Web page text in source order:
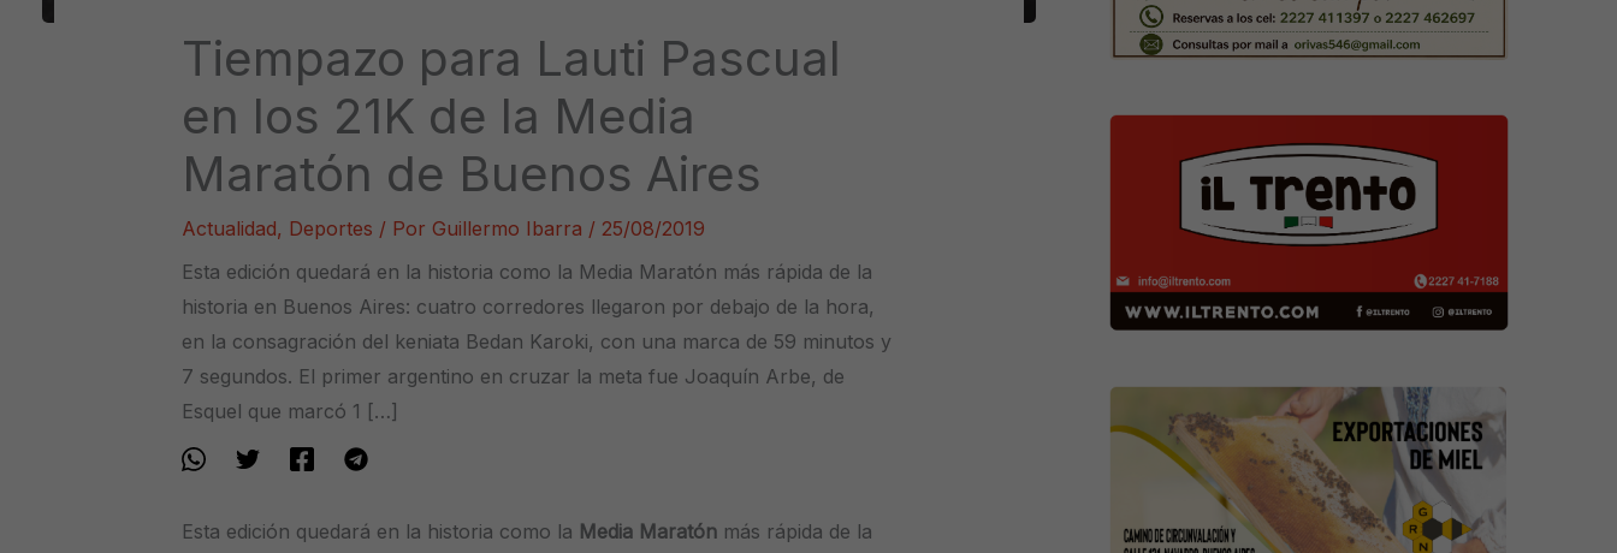
Tiempazo para Lauti Pascual
en los 21K de la Media
Maratón de Buenos Aires
Actualidad, Deportes / Por Guillermo Ibarra / 25/08/2019
Esta edición quedará en la historia como la Media Maratón más rápida de la
historia en Buenos Aires: cuatro corredores llegaron por debajo de la hora,
en la consagración del keniata Bedan Karoki, con una marca de 59 minutos y
7 segundos. El primer argentino en cruzar la meta fue Joaquín Arbe, de
Esquel que marcó 1 […]
Esta edición quedará en la historia como la Media Maratón más rápida de la